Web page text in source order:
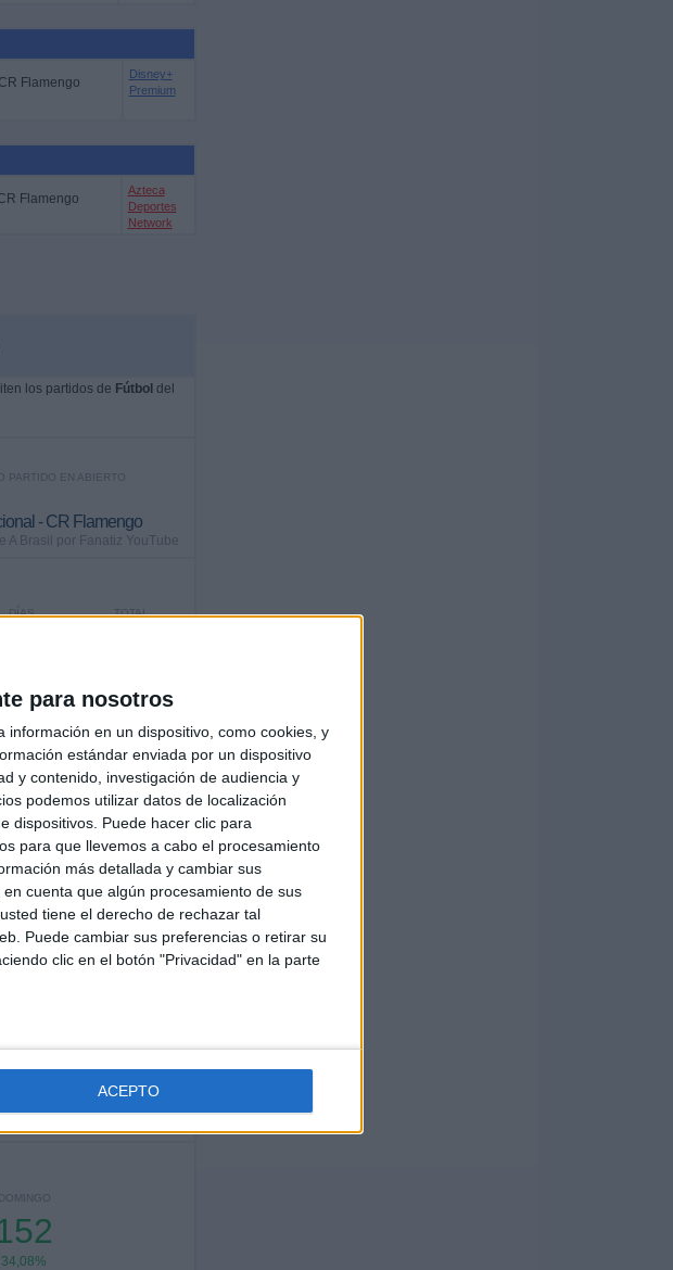
para nosotros
información en un dispositivo, como cookies, y
estándar enviada por un dispositivo
y contenido, investigación de audiencia y
podemos utilizar datos de localización
dispositivos. Puede hacer clic para
para que llevemos a cabo el procesamiento
más detallada y cambiar sus
en cuenta que algún procesamiento de sus
tiene el derecho de rechazar tal
Puede cambiar sus preferencias o retirar su
clic en el botón "Privacidad" en la parte
ACEPTO
CR Flamengo
Disney+
Premium
Flamengo
Azteca
Deportes
Network
los partidos de Fútbol del
PARTIDO EN ABIERTO
- CR Flamengo
A Brasil por Fanatiz YouTube
TOTAL
DÍAS
TOTAL
75
RIVALES
MÁXIMO
33
VS Fluminense
DOMINGO
34,08%